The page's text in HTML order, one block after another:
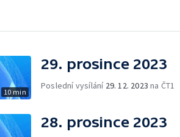
10 min
29. prosince 2023
Poslední vysílání 29. 12. 2023 na ČT1
28. prosince 2023